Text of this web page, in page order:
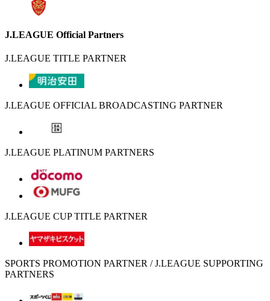
J.LEAGUE Official Partners
J.LEAGUE TITLE PARTNER
J.LEAGUE OFFICIAL BROADCASTING PARTNER
J.LEAGUE PLATINUM PARTNERS
J.LEAGUE CUP TITLE PARTNER
SPORTS PROMOTION PARTNER / J.LEAGUE SUPPORTING
PARTNERS